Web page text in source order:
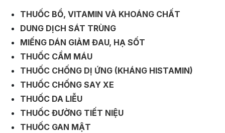
THUỐC BỔ, VITAMIN VÀ KHOÁNG CHẤT
DUNG DỊCH SÁT TRÙNG
MIẾNG DÁN GIẢM ĐAU, HẠ SỐT
THUỐC CẦM MÁU
THUỐC CHỐNG DỊ ỨNG (KHÁNG HISTAMIN)
THUỐC CHỐNG SAY XE
THUỐC DA LIỄU
THUỐC ĐƯỜNG TIẾT NIỆU
THUỐC GAN MẬT